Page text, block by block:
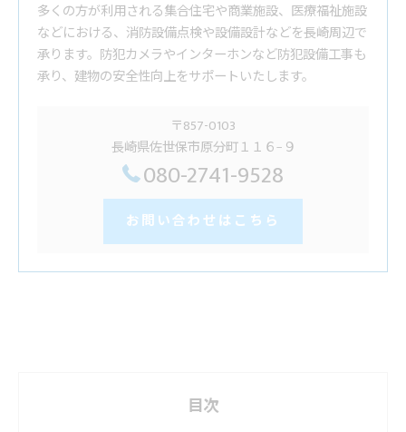
多くの方が利用される集合住宅や商業施設、医療福祉施設
などにおける、消防設備点検や設備設計などを長崎周辺で
承ります。防犯カメラやインターホンなど防犯設備工事も
承り、建物の安全性向上をサポートいたします。
〒857-0103
長崎県佐世保市原分町１１６−９
080-2741-9528
お問い合わせはこちら
目次